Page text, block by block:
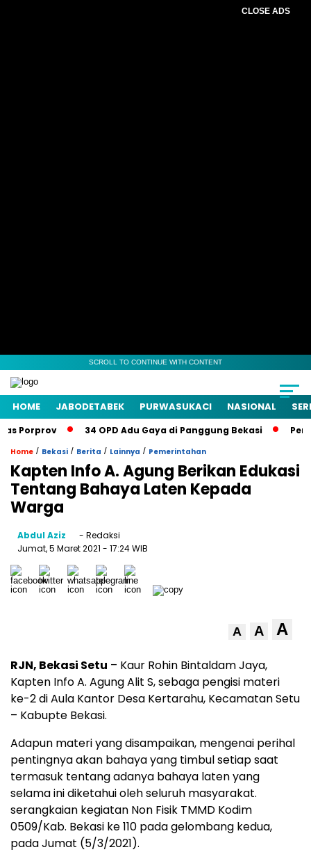
CLOSE ADS
SCROLL TO CONTINUE WITH CONTENT
HOME JABODETABEK PURWASUKACI NASIONAL
34 OPD Adu Gaya di Panggung Bekasi Pemkab
Home / Bekasi / Berita / Lainnya / Pemerintahan
Kapten Info A. Agung Berikan Edukasi
Tentang Bahaya Laten Kepada
Warga
Abdul Aziz
- Redaksi
Jumat, 5 Maret 2021 - 17:24 WIB
A A A
RJN, Bekasi Setu – Kaur Rohin Bintaldam Jaya,
Kapten Info A. Agung Alit S, sebaga pengisi materi
ke-2 di Aula Kantor Desa Kertarahu, Kecamatan Setu
– Kabupte Bekasi.
Adapun materi yang disampaikan, mengenai perihal
pentingnya akan bahaya yang timbul setiap saat
termasuk tentang adanya bahaya laten yang
selama ini diketahui oleh seluruh masyarakat.
serangkaian kegiatan Non Fisik TMMD Kodim
0509/Kab. Bekasi ke 110 pada gelombang kedua,
pada Jumat (5/3/2021).